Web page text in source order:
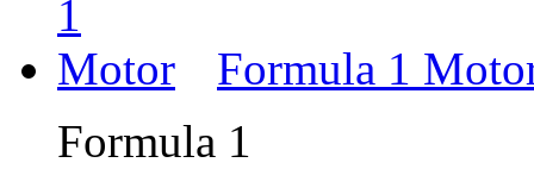
Formula 1
Formula 1